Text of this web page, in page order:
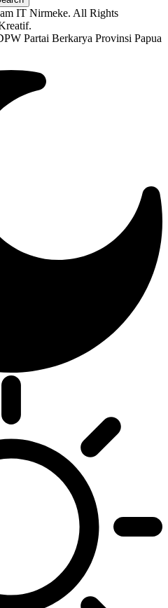
IT Nirmeke. All Rights
Partai Berkarya Provinsi Papua